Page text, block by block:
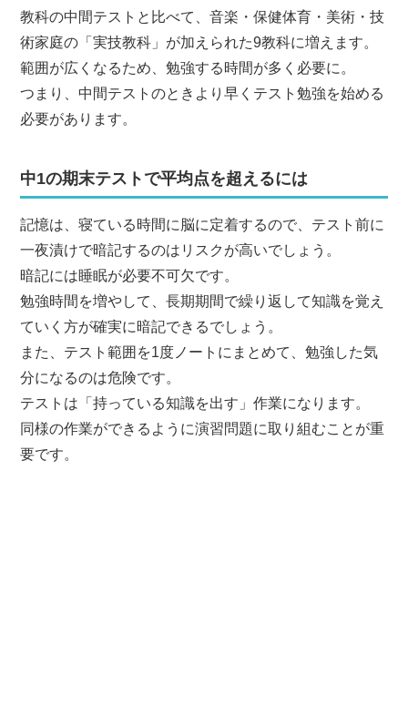
教科の中間テストと比べて、音楽・保健体育・美術・技
術家庭の「実技教科」が加えられた9教科に増えます。
範囲が広くなるため、勉強する時間が多く必要に。
つまり、中間テストのときより早くテスト勉強を始める
必要があります。
中1の期末テストで平均点を超えるには
記憶は、寝ている時間に脳に定着するので、テスト前に
一夜漬けで暗記するのはリスクが高いでしょう。
暗記には睡眠が必要不可欠です。
勉強時間を増やして、長期期間で繰り返して知識を覚え
ていく方が確実に暗記できるでしょう。
また、テスト範囲を1度ノートにまとめて、勉強した気
分になるのは危険です。
テストは「持っている知識を出す」作業になります。
同様の作業ができるように演習問題に取り組むことが重
要です。